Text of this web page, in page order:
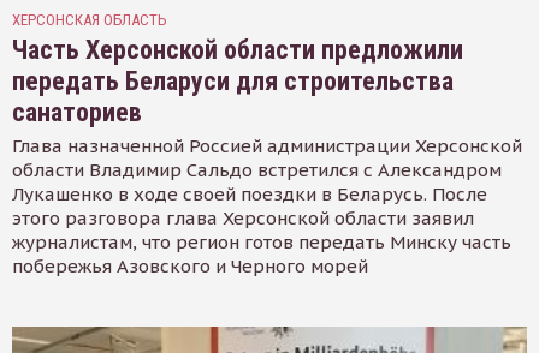
ХЕРСОНСКАЯ ОБЛАСТЬ
Часть Херсонской области предложили
передать Беларуси для строительства
санаториев
Глава назначенной Россией администрации Херсонской
области Владимир Сальдо встретился с Александром
Лукашенко в ходе своей поездки в Беларусь. После
этого разговора глава Херсонской области заявил
журналистам, что регион готов передать Минску часть
побережья Азовского и Черного морей